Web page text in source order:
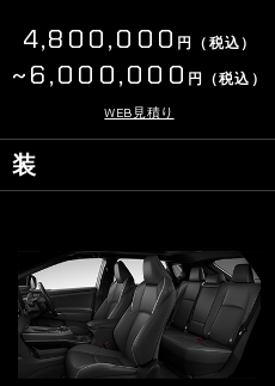
4,800,000 円（税込）
~6,000,000 円（税込）
WEB見積り
装